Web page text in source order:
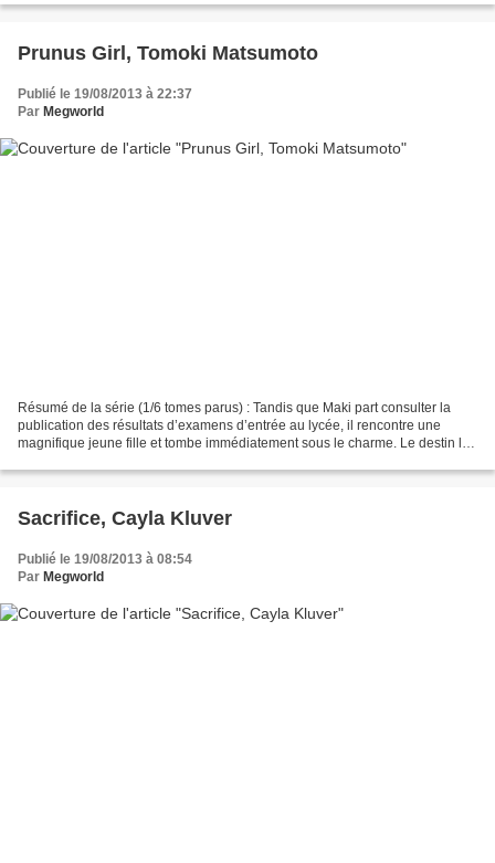
Prunus Girl, Tomoki Matsumoto
Publié le 19/08/2013 à 22:37
Par Megworld
Résumé de la série (1/6 tomes parus) : Tandis que Maki part consulter la
publication des résultats d’examens d’entrée au lycée, il rencontre une
magnifique jeune fille et tombe immédiatement sous le charme. Le destin les
Sacrifice, Cayla Kluver
Publié le 19/08/2013 à 08:54
Par Megworld